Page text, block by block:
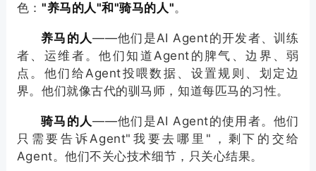
色："养马的人"和"骑马的人"。
养马的人——他们是AI Agent的开发者、训练
者、运维者。他们知道Agent的脾气、边界、弱
点。他们给Agent投喂数据、设置规则、划定边
界。他们就像古代的驯马师，知道每匹马的习性。
骑马的人——他们是AI Agent的使用者。他们
只需要告诉Agent"我要去哪里"，剩下的交给
Agent。他们不关心技术细节，只关心结果。